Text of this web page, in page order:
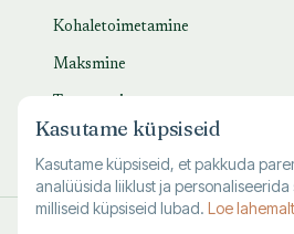
Kohaletoimetamine
Maksmine
KKK
Kasutame küpsiseid
Kasutame küpsiseid, et pakkuda
analüüsida liiklust ja personaliseerida
milliseid küpsiseid lubad. Loe lahemalt